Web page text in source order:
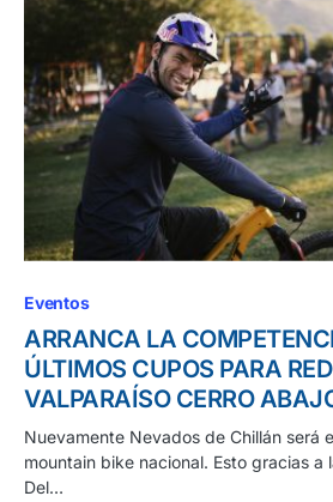
Eventos
ARRANCA LA
ÚLTIMOS CUPOS PARA
VALPARAÍSO CERRO
Nuevamente Nevados de Chillán será
mountain bike nacional. Esto gracias a
Del…